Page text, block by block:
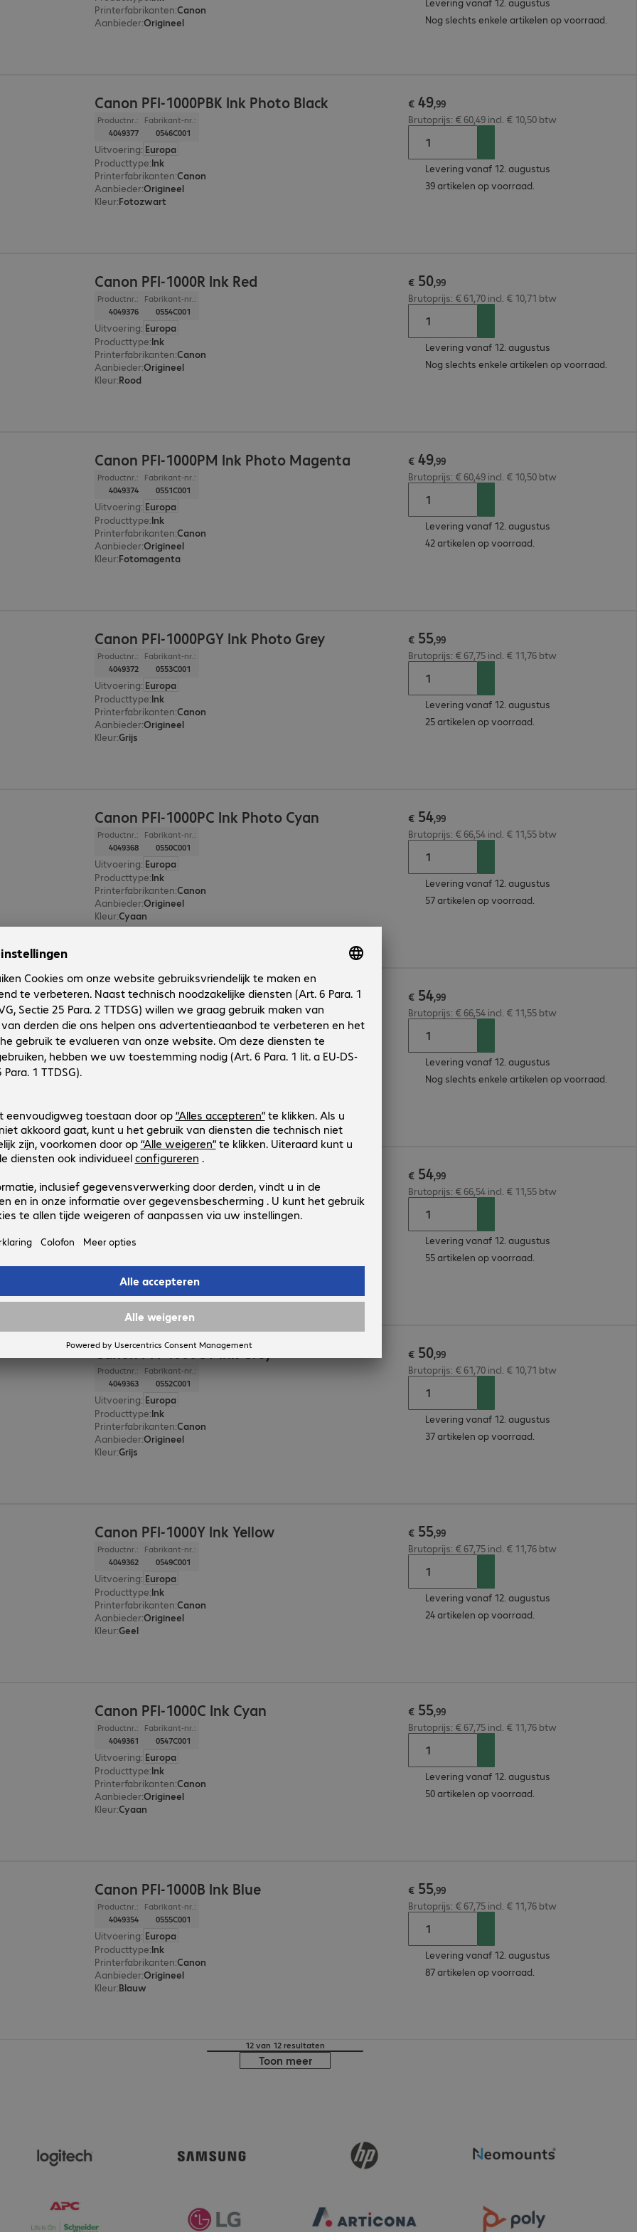
Printerfabrikanten:Canon
Aanbieder:Origineel
Nog slechts enkele artikelen op voorraad.
Canon PFI-1000PBK Ink Photo Black
Productnr.:
4049377
Fabrikant-nr.:
0546C001
Uitvoering: Europa
Producttype:Ink
Printerfabrikanten:Canon
Aanbieder:Origineel
Kleur:Fotozwart
€ 49,99
Brutoprijs: € 60,49 incl. € 10,50 btw
Levering vanaf 12. augustus
39 artikelen op voorraad.
Canon PFI-1000R Ink Red
Productnr.:
4049376
Fabrikant-nr.:
0554C001
Uitvoering: Europa
Producttype:Ink
Printerfabrikanten:Canon
Aanbieder:Origineel
Kleur:Rood
€ 50,99
Brutoprijs: € 61,70 incl. € 10,71 btw
Levering vanaf 12. augustus
Nog slechts enkele artikelen op voorraad.
Canon PFI-1000PM Ink Photo Magenta
Productnr.:
4049374
Fabrikant-nr.:
0551C001
Uitvoering: Europa
Producttype:Ink
Printerfabrikanten:Canon
Aanbieder:Origineel
Kleur:Fotomagenta
€ 49,99
Brutoprijs: € 60,49 incl. € 10,50 btw
Levering vanaf 12. augustus
42 artikelen op voorraad.
Canon PFI-1000PGY Ink Photo Grey
Productnr.:
4049372
Fabrikant-nr.:
0553C001
Uitvoering: Europa
Producttype:Ink
Printerfabrikanten:Canon
Aanbieder:Origineel
Kleur:Grijs
€ 55,99
Brutoprijs: € 67,75 incl. € 11,76 btw
Levering vanaf 12. augustus
25 artikelen op voorraad.
Canon PFI-1000PC Ink Photo Cyan
Productnr.:
4049368
Fabrikant-nr.:
0550C001
Uitvoering: Europa
Producttype:Ink
Printerfabrikanten:Canon
Aanbieder:Origineel
Kleur:Cyaan
€ 54,99
Brutoprijs: € 66,54 incl. € 11,55 btw
Levering vanaf 12. augustus
57 artikelen op voorraad.
Canon PFI-1000MBK Ink Matte Black
Productnr.:
4049365
Fabrikant-nr.:
0545C001
Uitvoering Europa
Producttype:Ink
€ 54,99
Brutoprijs: € 66,54 incl. € 11,55 btw
Levering vanaf 12. augustus
Nog slechts enkele artikelen op voorraad.
Productnr.:
4049364
Fabrikant-nr.:
0548C001
Uitvoering: Europa
Printerfabrikanten
€ 54,99
Brutoprijs: € 66,54 incl. € 11,55 btw
Levering vanaf 12. augustus
55 artikelen op voorraad.
Canon PFI-1000GY Ink Grey
Productnr.:
4049363
Fabrikant-nr.:
0552C001
Uitvoering: Europa
Producttype:Ink
Printerfabrikanten:Canon
Aanbieder:Origineel
Kleur:Grijs
€ 50,99
Brutoprijs: € 61,70 incl. € 10,71 btw
Levering vanaf 12. augustus
37 artikelen op voorraad.
Canon PFI-1000Y Ink Yellow
Productnr.:
4049362
Fabrikant-nr.:
0549C001
Uitvoering: Europa
Producttype:Ink
Printerfabrikanten:Canon
Aanbieder:Origineel
Kleur:Geel
€ 55,99
Brutoprijs: € 67,75 incl. € 11,76 btw
Levering vanaf 12. augustus
24 artikelen op voorraad.
Canon PFI-1000C Ink Cyan
Productnr.:
4049361
Fabrikant-nr.:
0547C001
Uitvoering: Europa
Producttype:Ink
Printerfabrikanten:Canon
Aanbieder:Origineel
Kleur:Cyaan
€ 55,99
Brutoprijs: € 67,75 incl. € 11,76 btw
Levering vanaf 12. augustus
50 artikelen op voorraad.
Canon PFI-1000B Ink Blue
Productnr.:
4049354
Fabrikant-nr.:
0555C001
Uitvoering: Europa
Producttype:Ink
Printerfabrikanten:Canon
Aanbieder:Origineel
Kleur:Blauw
€ 55,99
Brutoprijs: € 67,75 incl. € 11,76 btw
Levering vanaf 12. augustus
87 artikelen op voorraad.
12 van 12 resultaten
Toon meer